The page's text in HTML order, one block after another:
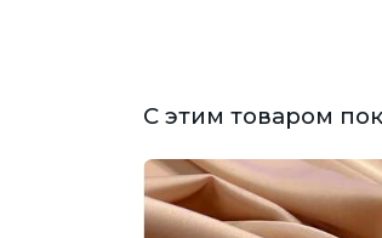
С этим товаром